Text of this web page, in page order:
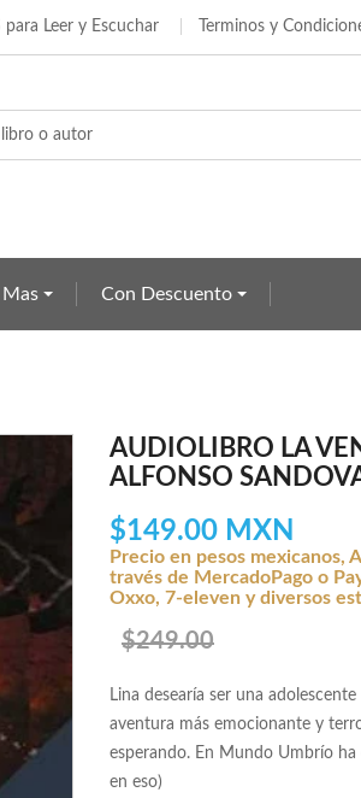
productos en su lista de deseos.
para Leer y Escuchar Terminos y
Mas Con Descuento
AUDIOLIBRO LA
ALFONSO
$149.00 MXN
Precio en pesos mexicanos,
través de MercadoPago o
Oxxo, 7-eleven y diversos
$249.00
Lina desearía ser una
aventura más emocionante y
esperando. En Mundo Umbrío ha
en eso)